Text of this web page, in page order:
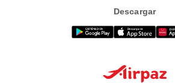
Descargar